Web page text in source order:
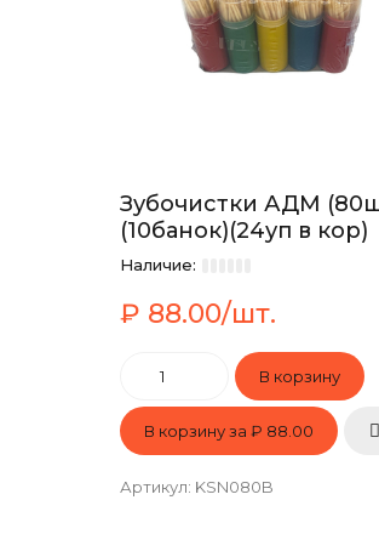
Зубочистки АДМ
(10банок)(24уп в кор)
Наличие:
₽ 88.00/шт.
В корзину за ₽ 88.00
Артикул: KSN080B